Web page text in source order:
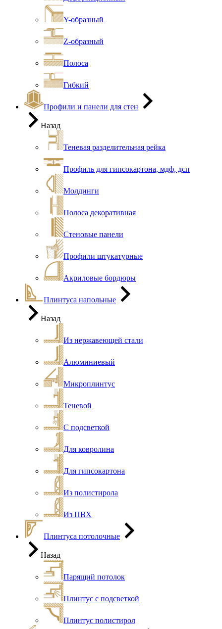
Y-образный
Z-образный
Полоса
Гибкий
Профили и панели для стен
Назад
Теневая разделительная рейка
Профиль для гипсокартона, мдф, дсп
Молдинги
Полоса декоративная
Стеновые панели
Профили штукатурные
Акриловые бордюры
Плинтуса напольные
Назад
Из нержавеющей стали
Алюминиевый
Микроплинтус
Теневой
С подсветкой
Для ковролина
Для гипсокартона
Из полистирола
Из ПВХ
Плинтуса потолочные
Назад
Парящий потолок
Плинтус с подсветкой
Плинтус полистирол